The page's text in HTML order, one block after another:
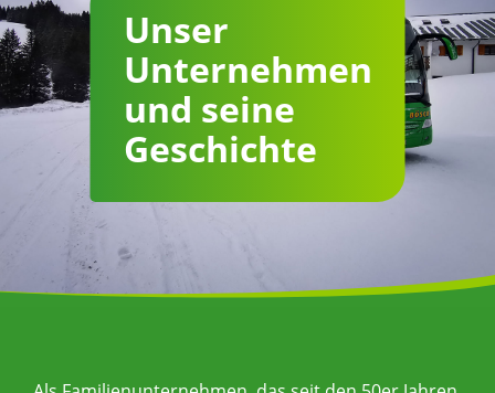
Unser
Unternehmen
und seine
Geschichte